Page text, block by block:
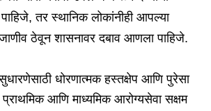
तर स्थानिक लोकांनीही आपल्या
ठेवून शासनावर दबाव आणला पाहिजे.
धोरणात्मक हस्तक्षेप आणि पुरेसा
आणि माध्यमिक आरोग्यसेवा सक्षम